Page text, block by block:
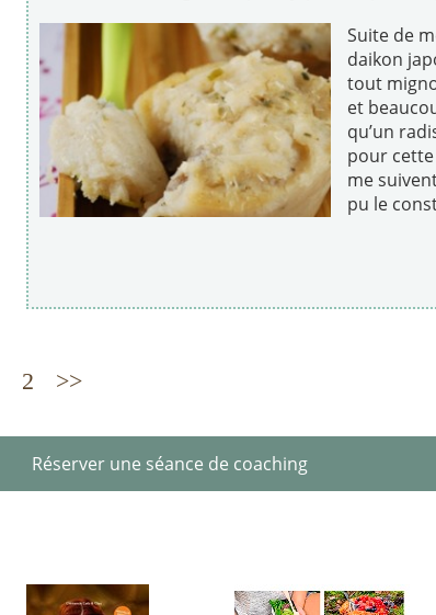
Suite de
daikon
tout
et
qu’un
pour cette
me
pu le
2 >>
Réserver une séance de coaching